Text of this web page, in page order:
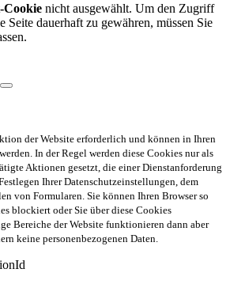
nicht ausgewählt. Um den Zugriff
Seite dauerhaft zu gewähren, müssen Sie
der Website erforderlich und können in Ihren
In der Regel werden diese Cookies nur als
Aktionen gesetzt, die einer Dienstanforderung
Ihrer Datenschutzeinstellungen, dem
von Formularen. Sie können Ihren Browser so
blockiert oder Sie über diese Cookies
Bereiche der Website funktionieren dann aber
keine personenbezogenen Daten.